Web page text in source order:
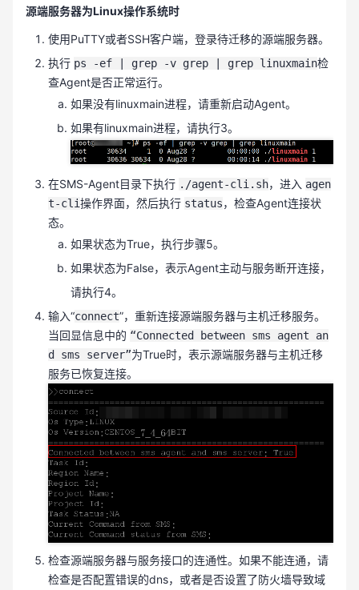
源端服务器为Linux操作系统时
使用PuTTY或者SSH客户端，登录待迁移的源端服务器。
执行 ps -ef | grep -v grep | grep linuxmain检
查Agent是否正常运行。
如果没有linuxmain进程，请重新启动Agent。
如果有linuxmain进程，请执行3。
在SMS-Agent目录下执行 ./agent-cli.sh，进入 agen
t-cli操作界面，然后执行 status，检查Agent连接状
态。
如果状态为True，执行步骤5。
如果状态为False，表示Agent主动与服务断开连接，
请执行4。
输入“connect”，重新连接源端服务器与主机迁移服务。
当回显信息中的 “Connected between sms agent an
d sms server”为True时，表示源端服务器与主机迁移
服务已恢复连接。
检查源端服务器与服务接口的连通性。如果不能连通，请
检查是否配置错误的dns，或者是否设置了防火墙导致域